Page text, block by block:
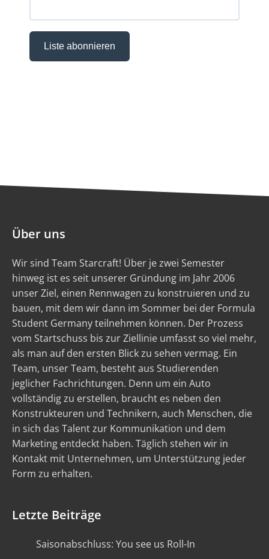
Über uns
Wir sind Team Starcraft! Über je zwei Semester
hinweg ist es seit unserer Gründung im Jahr 2006
unser Ziel, einen Rennwagen zu konstruieren und zu
bauen, mit dem wir dann im Sommer bei der Formula
Student Germany teilnehmen können. Der Prozess
vom Startschuss bis zur Ziellinie umfasst so viel mehr,
als man auf den ersten Blick zu sehen vermag. Ein
Team, unser Team, besteht aus Studierenden
jeglicher Fachrichtungen. Denn um ein Auto
vollständig zu erstellen, braucht es neben den
Konstrukteuren und Technikern, auch Menschen, die
in sich das Talent zur Kommunikation und dem
Marketing entdeckt haben. Täglich stehen wir in
Kontakt mit Unternehmen, um Unterstützung jeder
Form zu erhalten.
Letzte Beiträge
Saisonabschluss: You see us Roll-In